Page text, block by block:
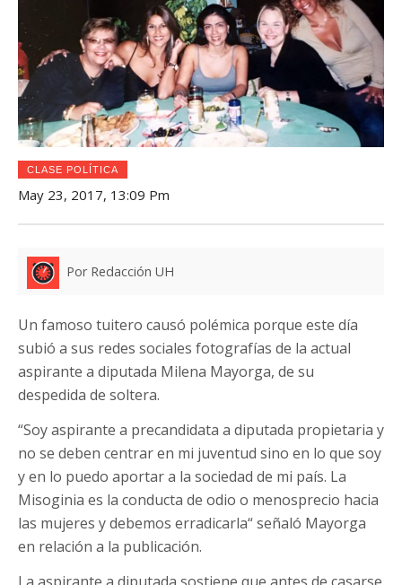
CLASE POLÍTICA
May 23, 2017, 13:09 Pm
Por Redacción UH
Un famoso tuitero causó polémica porque este día
subió a sus redes sociales fotografías de la actual
aspirante a diputada Milena Mayorga, de su
despedida de soltera.
“Soy aspirante a precandidata a diputada propietaria y
no se deben centrar en mi juventud sino en lo que soy
y en lo puedo aportar a la sociedad de mi país. La
Misoginia es la conducta de odio o menosprecio hacia
las mujeres y debemos erradicarla“ señaló Mayorga
en relación a la publicación.